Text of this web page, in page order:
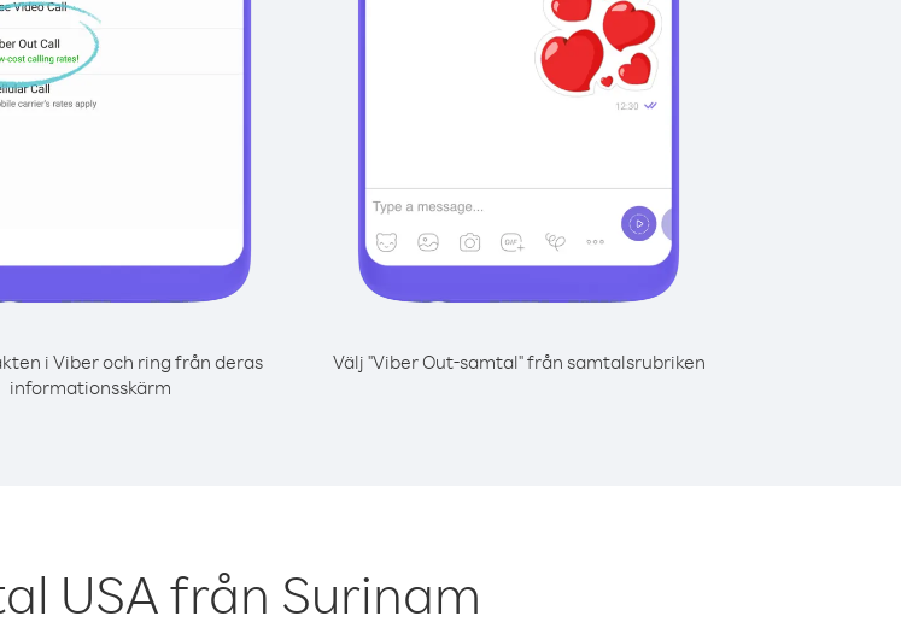
i Viber och ring från deras
informationsskärm
Välj "Viber Out-samtal" från samtalsrubriken
USA från Surinam